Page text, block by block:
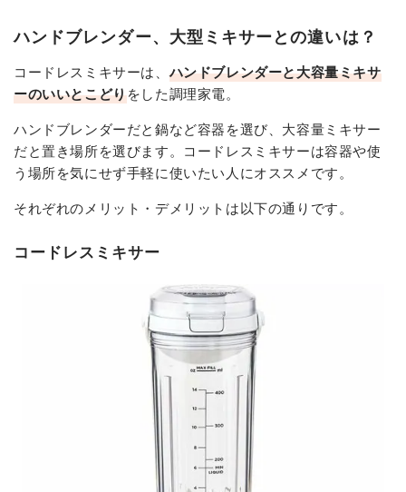
ハンドブレンダー、大型ミキサーとの違いは？
コードレスミキサーは、ハンドブレンダーと大容量ミキサ
ーのいいとこどりをした調理家電。
ハンドブレンダーだと鍋など容器を選び、大容量ミキサー
だと置き場所を選びます。コードレスミキサーは容器や使
う場所を気にせず手軽に使いたい人にオススメです。
それぞれのメリット・デメリットは以下の通りです。
コードレスミキサー